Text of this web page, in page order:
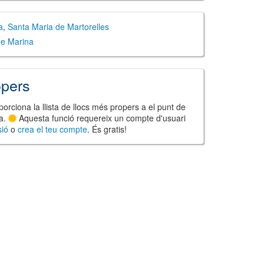
, Santa Maria de Martorelles
Marina
la llista de llocs més propers a el punt de
Aquesta funció requereix un compte d'usuari
o crea el teu compte. És gratis!